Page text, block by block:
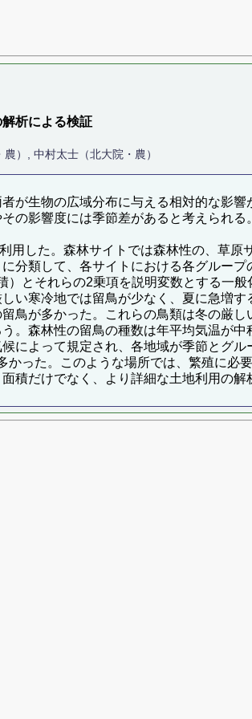
析による検証
）, 中村太士（北大院・農）
が生物の広域分布に与える相対的な影
の影響度には季節差があると考えられ
した。森林サイトでは森林性の、草
分類して、各サイトにおける各グルー
とそれらの2乗項を説明変数とする一
い寒冷地では留鳥が少なく、夏に急増
鳥が多かった。これらの鳥類は冬の厳
。森林性の留鳥の種数は年平均気温が
によって規定され、各地域が季節とグ
った。このような場所では、繁殖に必
積だけでなく、より詳細な土地利用の解